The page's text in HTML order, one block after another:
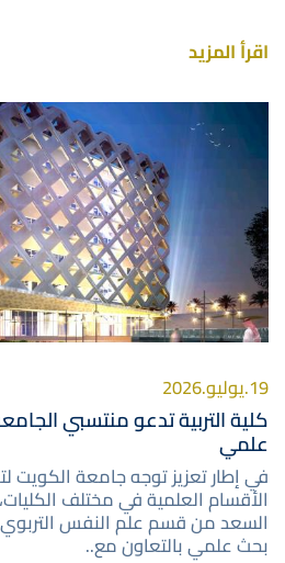
اقرأ المزيد
19.يوليو.2026
كلية التربية تدعو منتسبي
علمي
في إطار تعزيز توجه جامعة الكويت
الأقسام العلمية في مختلف
السعد من قسم علم النفس التربوي
بحث علمي بالتعاون مع..